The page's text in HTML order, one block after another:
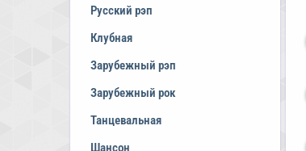
Русский рэп
Клубная
Зарубежный рэп
Зарубежный рок
Танцевальная
Шансон